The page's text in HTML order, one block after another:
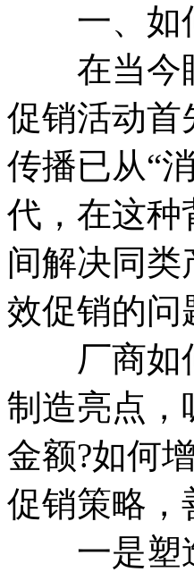
一、如何
在当今眼
促销活动首
传播已从“
代，在这种
间解决同
效促销的问
厂商如何
制造亮点，
金额?如何
促销策略，
一是塑造